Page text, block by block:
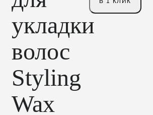
укладки
волос
Styling
Wax